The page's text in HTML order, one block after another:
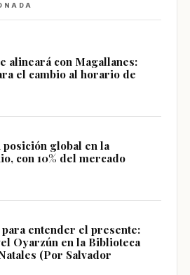
alineará con Magallanes:
el cambio al horario de
posición global en la
con 10% del mercado
entender el presente:
Oyarzún en la Biblioteca
(Por Salvador